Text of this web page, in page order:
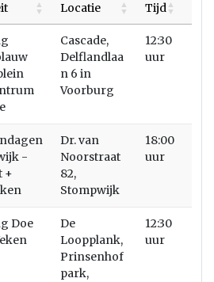
Locatie Tijd
Cascade,
Delflandlaa
n 6 in
Voorburg
12:30
uur
-
+
Dr. van
Noorstraat
82,
Stompwijk
18:00
uur
Doe
De
Loopplank,
Prinsenhof
park,
12:30
uur